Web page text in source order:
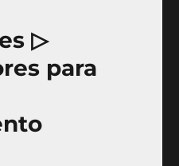
▷
para